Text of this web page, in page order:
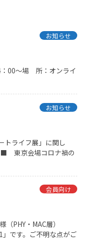
お知らせ
00～場 所：オンライ
お知らせ
トライフ展」に関し
■ 東京会場コロナ禍の
会員向け
PHY・MAC層）
です。ご不明な点がご